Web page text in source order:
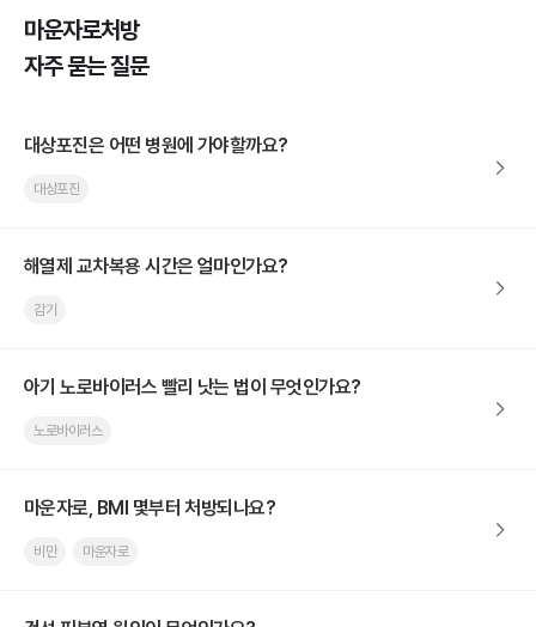
마운자로처방
자주 묻는 질문
대상포진은 어떤 병원에 가야할까요?
대상포진
해열제 교차복용 시간은 얼마인가요?
감기
아기 노로바이러스 빨리 낫는 법이 무엇인가요?
노로바이러스
마운자로, BMI 몇부터 처방되나요?
비만 마운자로